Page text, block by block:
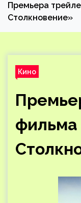
Премьера
Столкновение»
Кино